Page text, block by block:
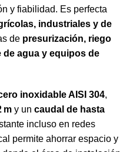
y fiabilidad. Es perfecta
industriales y de
de presurización, riego
agua y equipos de
inoxidable AISI 304,
m y un caudal de hasta
incluso en redes
permite ahorrar espacio y